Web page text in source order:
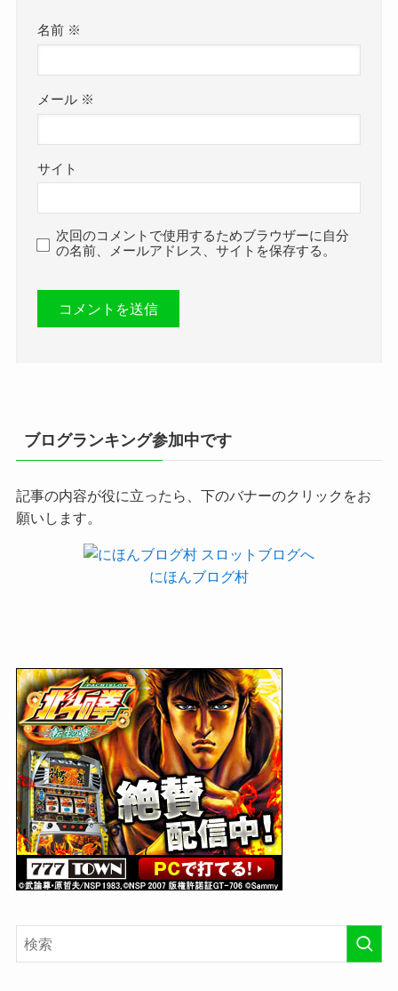
名前 ※
メール ※
サイト
次回のコメントで使用するためブラウザーに自分
の名前、メールアドレス、サイトを保存する。
ブログランキング参加中です
記事の内容が役に立ったら、下のバナーのクリックをお
願いします。
にほんブログ村